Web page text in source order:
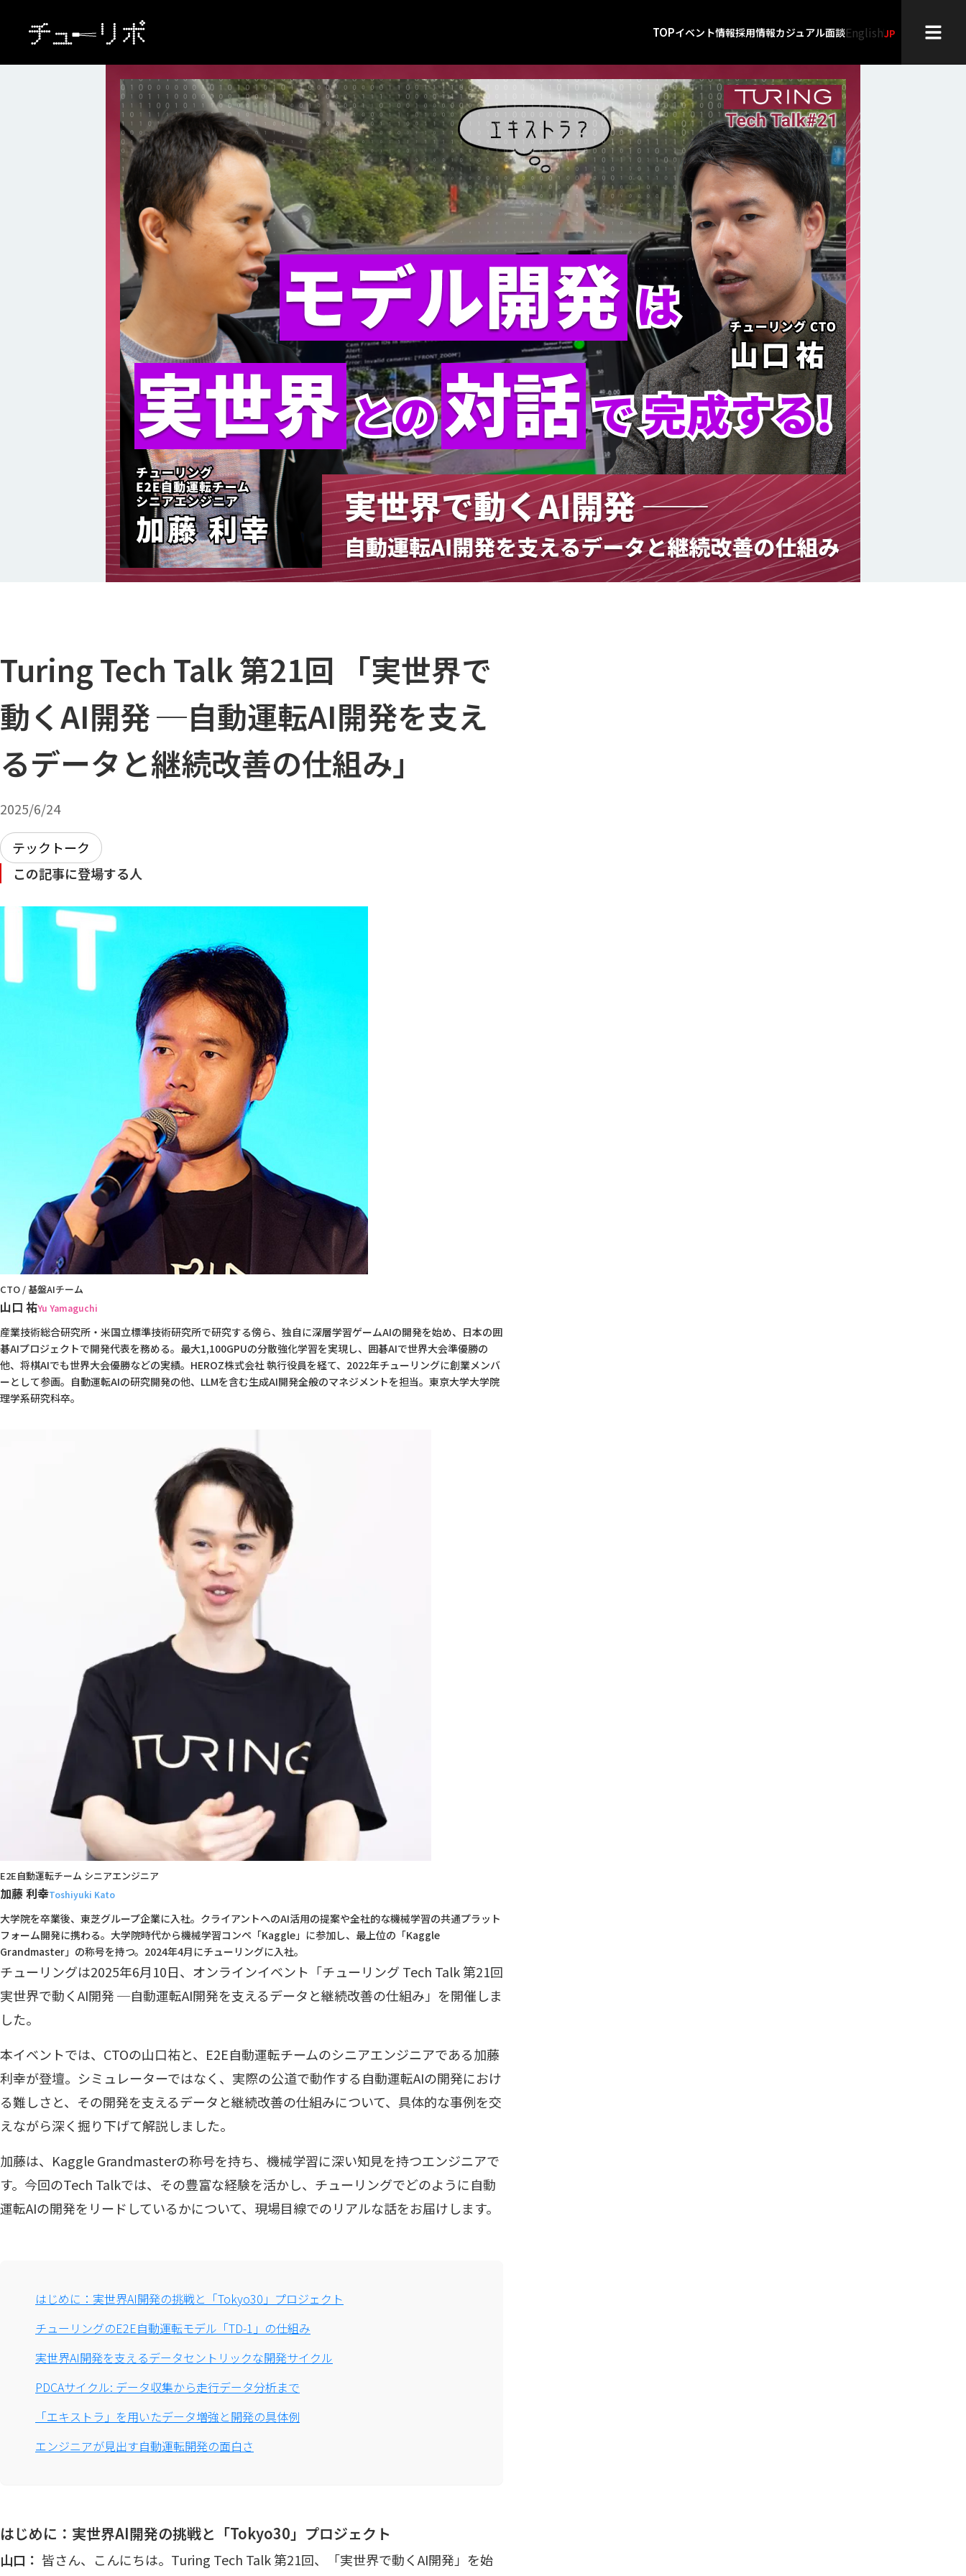
TOPイベント情報採用情報カジュアル面談English
Turing Tech Talk 第21回 「実世界で
動くAI開発 ─自動運転AI開発を支え
るデータと継続改善の仕組み」
2025/6/24
テックトーク
この記事に登場する人
CTO / 基盤AIチーム
山口 祐Yu Yamaguchi
産業技術総合研究所・米国立標準技術研究所で研究する傍ら、独自に深層学習ゲームAIの開発を始め、日本の囲
碁AIプロジェクトで開発代表を務める。最大1,100GPUの分散強化学習を実現し、囲碁AIで世界大会準優勝の
他、将棋AIでも世界大会優勝などの実績。HEROZ株式会社 執行役員を経て、2022年チューリングに創業メンバ
ーとして参画。自動運転AIの研究開発の他、LLMを含む生成AI開発全般のマネジメントを担当。東京大学大学院
理学系研究科卒。
E2E自動運転チーム シニアエンジニア
加藤 利幸Toshiyuki Kato
大学院を卒業後、東芝グループ企業に入社。クライアントへのAI活用の提案や全社的な機械学習の共通プラット
フォーム開発に携わる。大学院時代から機械学習コンペ「Kaggle」に参加し、最上位の「Kaggle
Grandmaster」の称号を持つ。2024年4月にチューリングに入社。
チューリングは2025年6月10日、オンラインイベント「チューリング Tech Talk 第21回
実世界で動くAI開発 ─自動運転AI開発を支えるデータと継続改善の仕組み」を開催しま
した。
本イベントでは、CTOの山口祐と、E2E自動運転チームのシニアエンジニアである加藤
利幸が登壇。シミュレーターではなく、実際の公道で動作する自動運転AIの開発におけ
る難しさと、その開発を支えるデータと継続改善の仕組みについて、具体的な事例を交
えながら深く掘り下げて解説しました。
加藤は、Kaggle Grandmasterの称号を持ち、機械学習に深い知見を持つエンジニアで
す。今回のTech Talkでは、その豊富な経験を活かし、チューリングでどのように自動
運転AIの開発をリードしているかについて、現場目線でのリアルな話をお届けします。
はじめに：実世界AI開発の挑戦と「Tokyo30」プロジェクト
チューリングのE2E自動運転モデル「TD-1」の仕組み
実世界AI開発を支えるデータセントリックな開発サイクル
PDCAサイクル: データ収集から走行データ分析まで
「エキストラ」を用いたデータ増強と開発の具体例
エンジニアが見出す自動運転開発の面白さ
はじめに：実世界AI開発の挑戦と「Tokyo30」プロジェクト
山口： 皆さん、こんにちは。Turing Tech Talk 第21回、「実世界で動くAI開発」を始